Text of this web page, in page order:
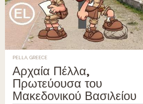
PELLA, GREECE
Αρχαία Πέλλα,
Πρωτεύουσα του
Μακεδονικού Βασιλείου